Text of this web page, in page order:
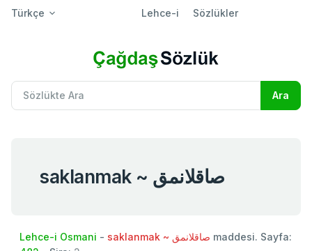
Türkçe Lehce-i Sözlükler
saklanmak ~ صاقلانمق
Lehce-i Osmani - saklanmak ~ صاقلانمق maddesi. Sayfa: